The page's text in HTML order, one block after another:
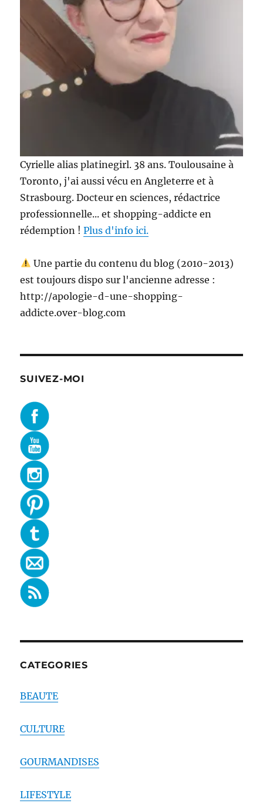
Cyrielle alias platinegirl. 38 ans. Toulousaine à
Toronto, j'ai aussi vécu en Angleterre et à
Strasbourg. Docteur en sciences, rédactrice
professionnelle... et shopping-addicte en
rédemption !Plus d'info ici.
Une partie du contenu du blog (2010-2013)
est toujours dispo sur l'ancienne adresse :
http://apologie-d-une-shopping-
addicte.over-blog.com
SUIVEZ-MOI
CATEGORIES
BEAUTE
CULTURE
GOURMANDISES
LIFESTYLE